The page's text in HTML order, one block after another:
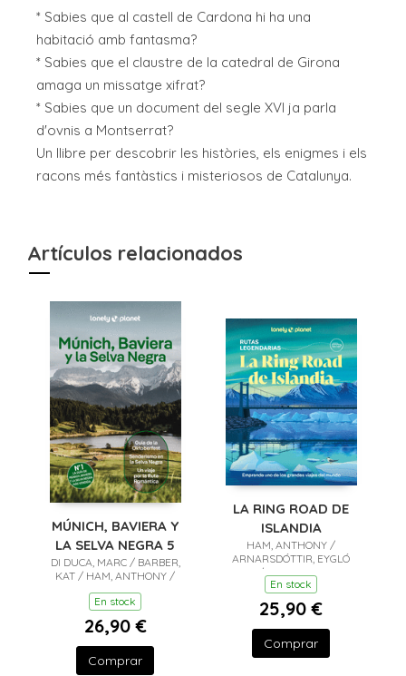
* Sabies que al castell de Cardona hi ha una
habitació amb fantasma?
* Sabies que el claustre de la catedral de Girona
amaga un missatge xifrat?
* Sabies que un document del segle XVI ja parla
d'ovnis a Montserrat?
Un llibre per descobrir les històries, els enigmes i els
racons més fantàstics i misteriosos de Catalunya.
Artículos relacionados
MÚNICH, BAVIERA Y
LA SELVA NEGRA 5
DI DUCA, MARC / BARBER,
KAT / HAM, ANTHONY /
WALKER, KERRY
En stock
26,90 €
Comprar
LA RING ROAD DE
ISLANDIA
HAM, ANTHONY /
ARNARSDÓTTIR, EYGLÓ
SVALA / AVERBUCK, ALEXIS
/ BREMNER, JADE
En stock
25,90 €
Comprar